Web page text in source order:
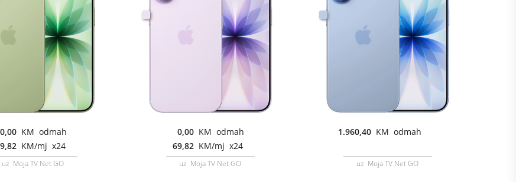
0,00 KM odmah
KM/mj x24
uz Moja TV Net GO
0,00 KM odmah
69,82 KM/mj x24
uz Moja TV Net GO
1.960,40 KM odmah
uz Moja TV Net GO